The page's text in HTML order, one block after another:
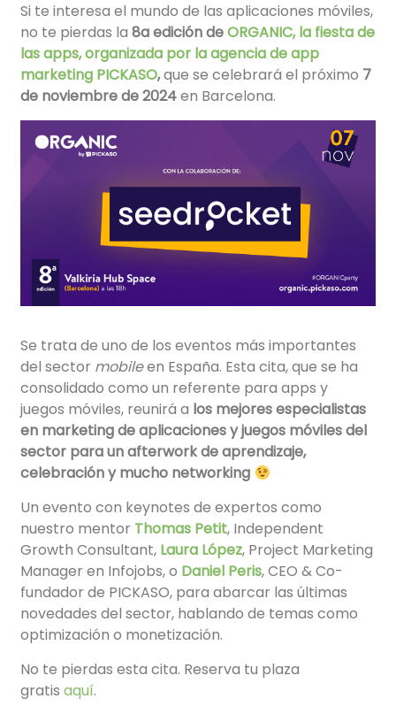
Si te interesa el mundo de las aplicaciones móviles,
no te pierdas la 8a edicióndeORGANIC, la fiesta de
las apps, organizada por la agencia de app
marketing PICKASO,que se celebrará el próximo 7
de noviembre de 2024en Barcelona.
Se trata de uno de los eventos más importantes
del sector mobileen España. Esta cita, que se ha
consolidado como un referente para apps y
juegos móviles, reunirá a los mejores especialistas
en marketing de aplicaciones y juegos móviles del
sector para un afterwork de aprendizaje,
celebración y mucho networking
Un evento con keynotes de expertos como
nuestro mentor Thomas Petit, Independent
Growth Consultant, Laura López, Project Marketing
Manager en Infojobs, o Daniel Peris, CEO & Co-
fundador de PICKASO, para abarcar las últimas
novedades del sector, hablando de temas como
optimización o monetización.
No te pierdas esta cita. Reserva tu plaza
gratisaquí.